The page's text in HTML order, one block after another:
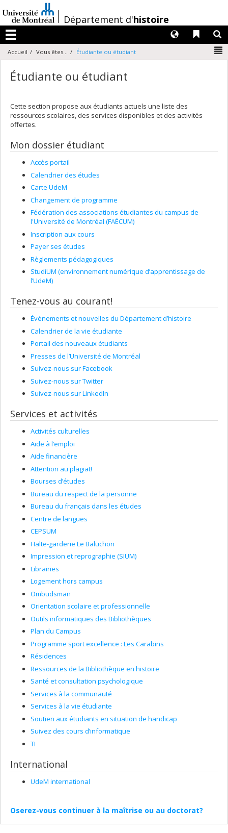
au
contenu
/Département d'histoire
Menu
Liens
Langues
Accueil Vous êtes... Étudiante ou étudiant
Étudiante ou étudiant
Cette section propose aux étudiants actuels une liste des
ressources scolaires, des services disponibles et des activités
offertes.
Mon dossier étudiant
Accès portail
Calendrier des études
Carte UdeM
Changement de programme
Fédération des associations étudiantes du campus de
l'Université de Montréal (FAÉCUM)
Inscription aux cours
Payer ses études
Règlements pédagogiques
StudiUM (environnement numérique d’apprentissage de
l’UdeM)
Tenez-vous au courant!
Événements et nouvelles du Département d’histoire
Calendrier de la vie étudiante
Portail des nouveaux étudiants
Presses de l’Université de Montréal
Suivez-nous sur Facebook
Suivez-nous sur Twitter
Suivez-nous sur LinkedIn
Services et activités
Activités culturelles
Aide à l’emploi
Aide financière
Attention au plagiat!
Bourses d’études
Bureau du respect de la personne
Bureau du français dans les études
Centre de langues
CEPSUM
Halte-garderie Le Baluchon
Impression et reprographie (SIUM)
Librairies
Logement hors campus
Ombudsman
Orientation scolaire et professionnelle
Outils informatiques des Bibliothèques
Plan du Campus
Programme sport excellence : Les Carabins
Résidences
Ressources de la Bibliothèque en histoire
Santé et consultation psychologique
Services à la communauté
Services à la vie étudiante
Soutien aux étudiants en situation de handicap
Suivez des cours d’informatique
TI
International
UdeM international
Oserez-vous continuer à la maîtrise ou au doctorat?